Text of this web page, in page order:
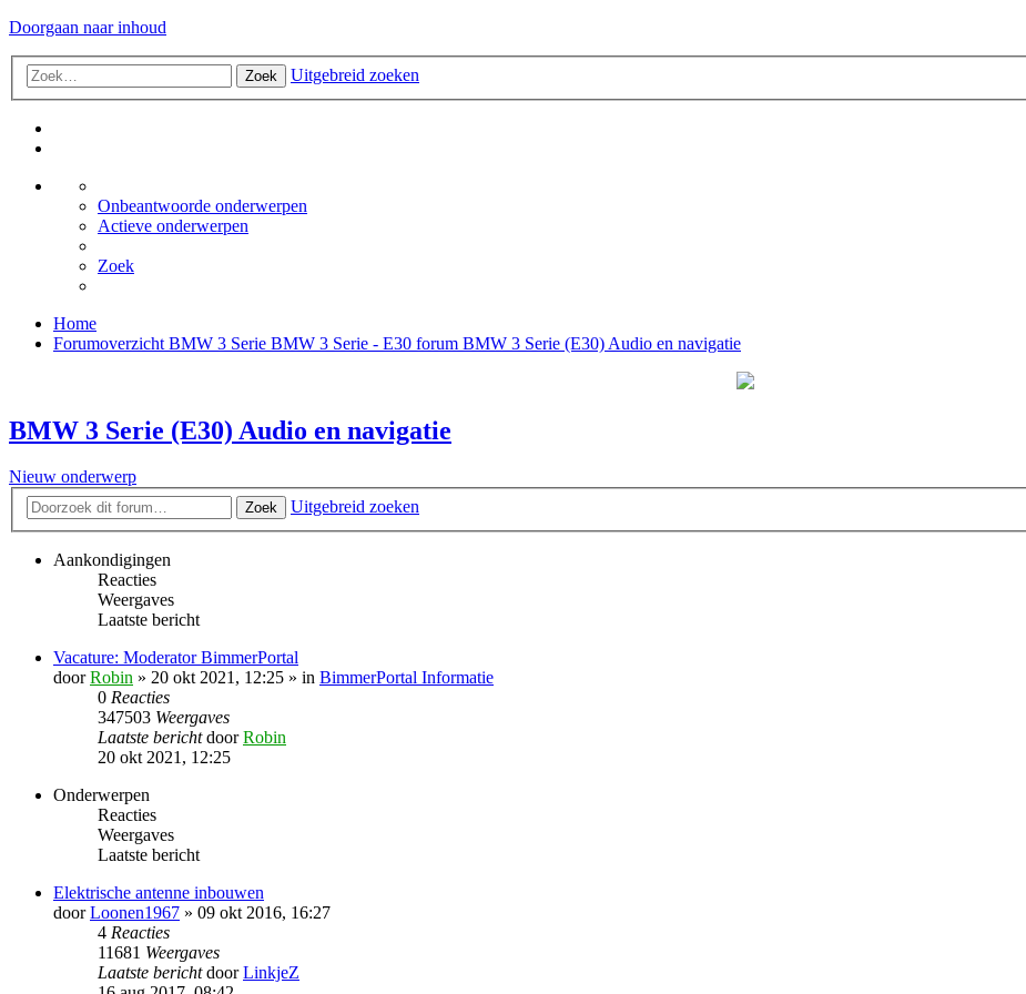
Doorgaan naar inhoud
Zoek Uitgebreid zoeken
Onbeantwoorde onderwerpen
Actieve onderwerpen
Zoek
Home
Forumoverzicht BMW 3 Serie BMW 3 Serie - E30 forum BMW 3 Serie (E30) Audio en navigatie
BMW 3 Serie (E30) Audio en navigatie
Nieuw onderwerp
Zoek Uitgebreid zoeken
Aankondigingen
Reacties
Weergaves
Laatste bericht
Vacature: Moderator BimmerPortal
doorRobin » 20 okt 2021, 12:25 » in BimmerPortal Informatie
0 Reacties
347503 Weergaves
Laatste berichtdoorRobin
20 okt 2021, 12:25
Onderwerpen
Reacties
Weergaves
Laatste bericht
Elektrische antenne inbouwen
doorLoonen1967 » 09 okt 2016, 16:27
4 Reacties
11681 Weergaves
Laatste berichtdoorLinkjeZ